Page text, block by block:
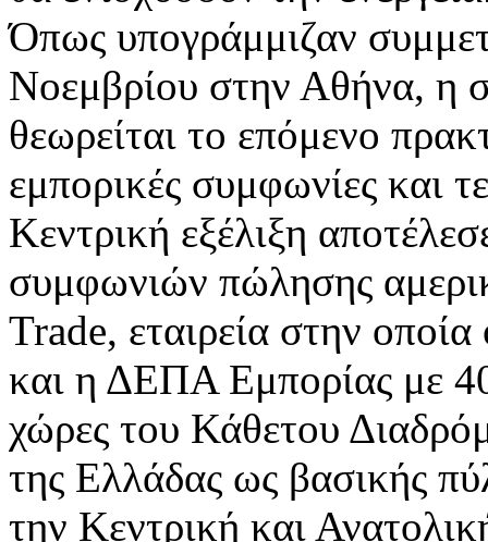
Όπως υπογράμμιζαν
Νοεμβρίου στην Αθήνα, η
θεωρείται το επόμενο
εμπορικές συμφωνίες και
Κεντρική εξέλιξη
συμφωνιών πώλησης
Trade, εταιρεία στην
και η ΔΕΠΑ Εμπορίας με
χώρες του Κάθετου
της Ελλάδας ως βασικής
την Κεντρική και